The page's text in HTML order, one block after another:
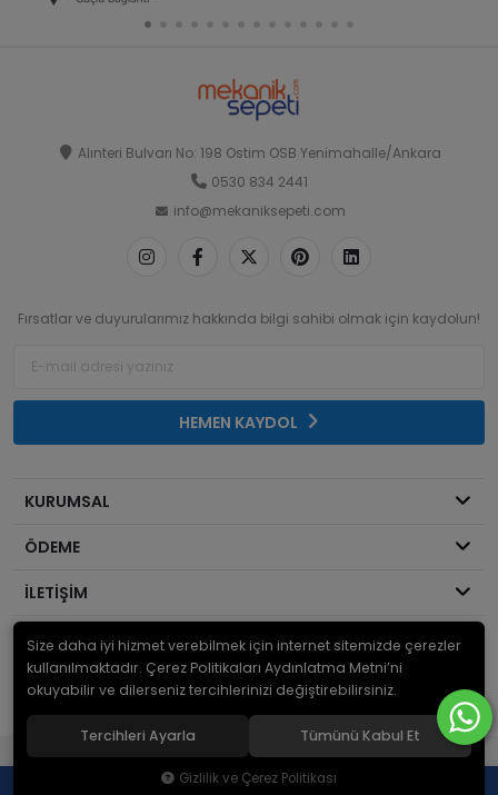
Alınteri Bulvarı No: 198 Ostim OSB Yenimahalle/Ankara
0530 834 2441
info@mekaniksepeti.com
Fırsatlar ve duyurularımız hakkında bilgi sahibi olmak için kaydolun!
HEMEN KAYDOL
KURUMSAL
ÖDEME
İLETİŞİM
© 2026Mekanik Sepeti. Bir Serdaroğlu A.Ş markasıdır ve tüm hakları
saklıdır.
Yeni Nesil E-Ticaret Sistemleri ile Hazırlanmıştır.
Size daha iyi hizmet verebilmek için internet sitemizde çerezler
kullanılmaktadır. Çerez Politikaları Aydınlatma Metni’ni
okuyabilir ve dilerseniz tercihlerinizi değiştirebilirsiniz.
Tercihleri Ayarla Tümünü Kabul Et
Gizlilik ve Çerez Politikası